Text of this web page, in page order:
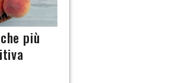
più